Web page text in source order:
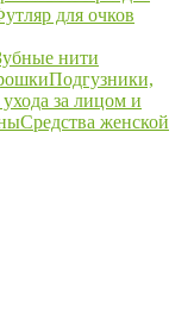
для очков
нити
Подгузники,
за лицом и
Средства женской